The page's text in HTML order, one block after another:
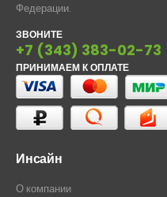
Федерации.
ЗВОНИТЕ
+7 (343) 383-02-73
ПРИНИМАЕМ К ОПЛАТЕ
Инсайн
О компании